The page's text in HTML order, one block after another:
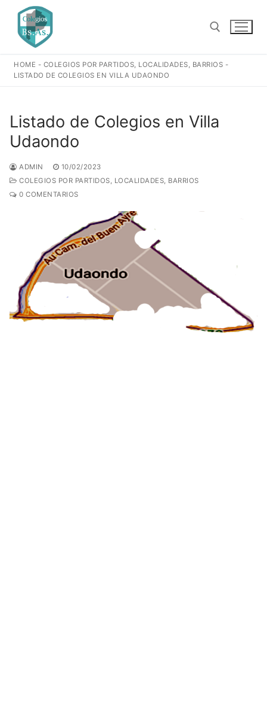
contenido
Buscar:
HOME - COLEGIOS POR PARTIDOS, LOCALIDADES, BARRIOS -
LISTADO DE COLEGIOS EN VILLA UDAONDO
Listado de Colegios en Villa
Udaondo
ADMIN
10/02/2023
COLEGIOS POR PARTIDOS, LOCALIDADES, BARRIOS
0 COMENTARIOS